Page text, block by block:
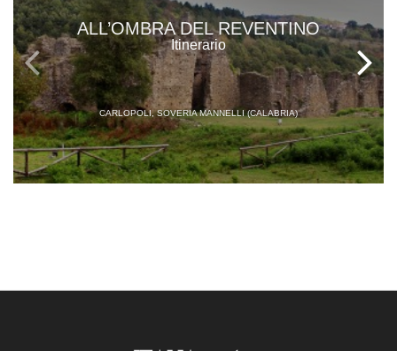
ALL’OMBRA DEL REVENTINO
Itinerario
CARLOPOLI, SOVERIA MANNELLI (CALABRIA)